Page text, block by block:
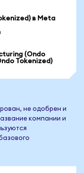
в Meta
(Ondo
Tokenized)
не одобрен и
компании и